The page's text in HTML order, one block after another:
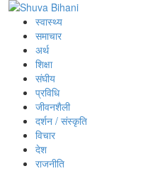
स्वास्थ्य
समाचार
अर्थ
शिक्षा
संघीय
प्रविधि
जीवनशैली
दर्शन / संस्कृति
विचार
देश
राजनीति